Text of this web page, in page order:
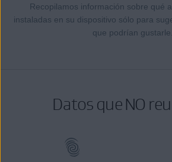
Recopilamos información sobre qué
instaladas en su dispositivo sólo para
que podrían gustarle.
Datos que NO